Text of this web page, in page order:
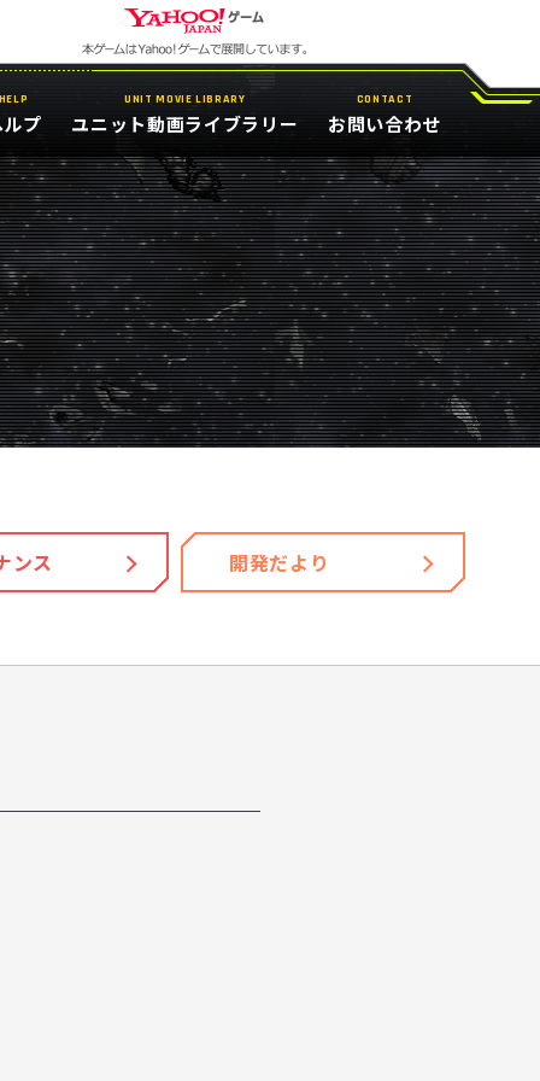
HELP
プ
UNIT MOVIE LIBRARY
ユニット動画ライブラリー
CONTACT
お問い合わせ
ンス 開発だより